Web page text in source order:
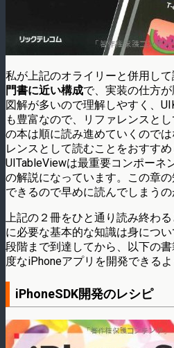
私が上記のオライリーと併用し
門書に近い構成で、実装の仕方が
図解が多いので理解しやすく、
も豊富なので、リファレンスと
の本は順に読み進めていくので
レンスとして読むことをおすす
UITableViewは最重要コンポーネ
の解説になっています。この章
できるので早めに読んでしまうの
上記の２冊をひと通り読み終わ
に必要な基本的な知識は身につ
段階まで到達してから、以下の
度なiPhoneアプリを開発できるよ
iPhoneSDK開発のレシピ